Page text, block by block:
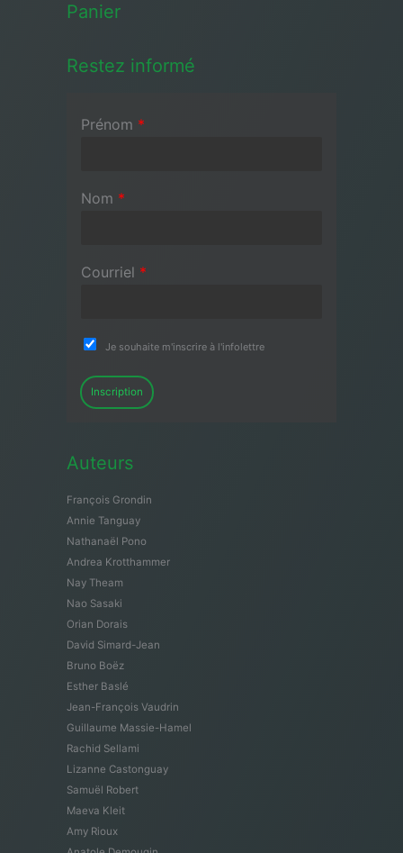
Panier
Restez informé
Prénom *
Nom *
Courriel *
Je souhaite m'inscrire à l'infolettre
Inscription
Auteurs
François Grondin
Annie Tanguay
Nathanaël Pono
Andrea Krotthammer
Nay Theam
Nao Sasaki
Orian Dorais
David Simard-Jean
Bruno Boëz
Esther Baslé
Jean-François Vaudrin
Guillaume Massie-Hamel
Rachid Sellami
Lizanne Castonguay
Samuël Robert
Maeva Kleit
Amy Rioux